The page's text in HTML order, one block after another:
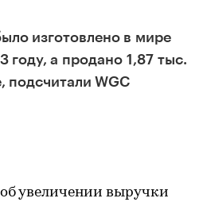
изготовлено в мире
году, а продано 1,87 тыс.
подсчитали WGC
увеличении выручки